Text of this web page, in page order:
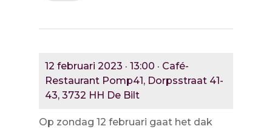
12 februari 2023 · 13:00 · Café-
Restaurant Pomp41, Dorpsstraat 41-
43, 3732 HH De Bilt
Op zondag 12 februari gaat het dak